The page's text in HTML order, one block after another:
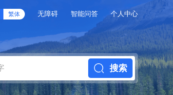
繁体 无障碍 智能问答 个人中心
搜索